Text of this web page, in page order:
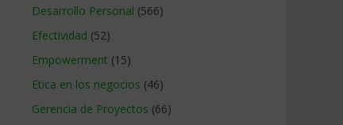
Desarrollo Personal (566)
Efectividad (52)
Empowerment (15)
Etica en los negocios (46)
Gerencia de Proyectos (66)